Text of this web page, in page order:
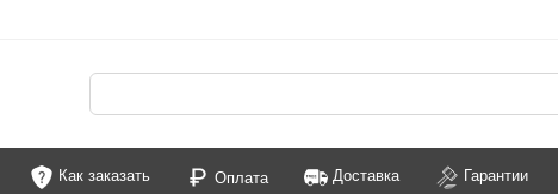
Как заказать Оплата Доставка Гарантии